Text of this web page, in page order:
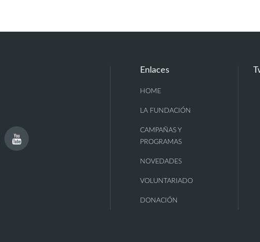
Enlaces
HOME
LA FUNDACIÓN
CAMPAÑAS Y
PROGRAMAS
NOVEDADES
VOLUNTARIADO
DONACIÓN